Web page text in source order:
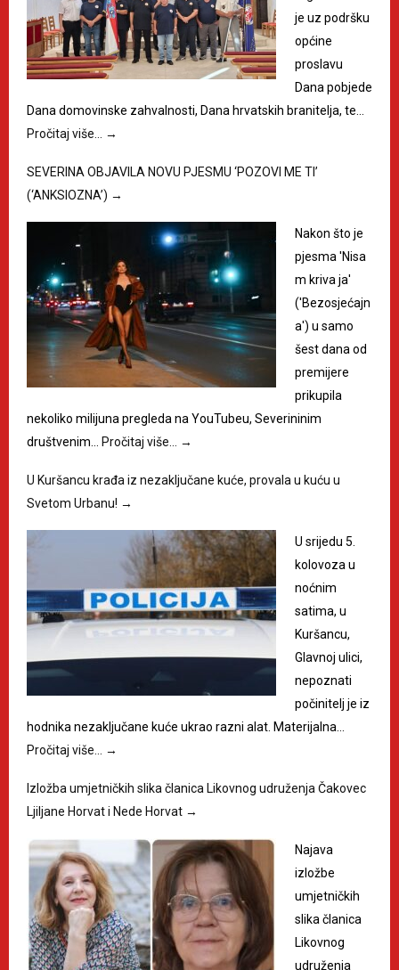
je uz podršku
općine
proslavu
Dana pobjede
Dana domovinske zahvalnosti, Dana hrvatskih branitelja, te…
Pročitaj više…
→
SEVERINA OBJAVILA NOVU PJESMU ‘POZOVI ME TI’
(‘ANKSIOZNA’) →
Nakon što je
pjesma 'Nisa
m kriva ja'
('Bezosjećajn
a') u samo
šest dana od
premijere
prikupila
nekoliko milijuna pregleda na YouTubeu, Severininim
društvenim… Pročitaj više… →
U Kuršancu krađa iz nezaključane kuće, provala u kuću u
Svetom Urbanu! →
U srijedu 5.
kolovoza u
noćnim
satima, u
Kuršancu,
Glavnoj ulici,
nepoznati
počinitelj je iz
hodnika nezaključane kuće ukrao razni alat. Materijalna…
Pročitaj više…
→
Izložba umjetničkih slika članica Likovnog udruženja Čakovec
Ljiljane Horvat i Nede Horvat →
Najava
izložbe
umjetničkih
slika članica
Likovnog
udruženja